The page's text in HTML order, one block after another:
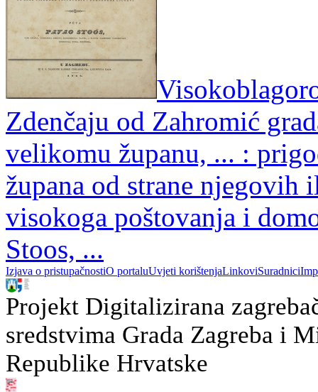
Zdenčaju od Zahromić
velikomu županu, ... :
župana od strane njegovih
visokoga poštovanja i
Stoos, ...
Izjava o pristupačnostiO portaluUvjeti korištenjaLinkoviSuradnici
Projekt Digitalizirana
sredstvima Grada Zagreba i
Republike Hrvatske